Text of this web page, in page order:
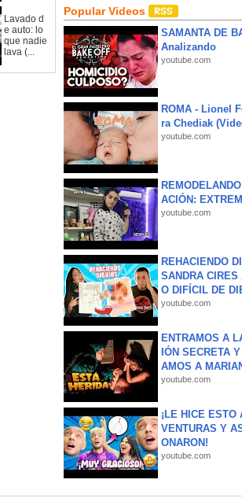
Lavado d
e auto: lo
que nadie
lava (...
Popular Videos
SAMANTA DE
Analizando
youtube.com
ROMA - Lionel
ra Chediak
youtube.com
ACIÓN:
youtube.com
REHACIENDO
SANDRA CIRES
O DIFÍCIL DE
youtube.com
ENTRAMOS A
IÓN SECRETA
AMOS A
youtube.com
¡LE HICE ESTO
VENTURAS Y
ONARON!
youtube.com